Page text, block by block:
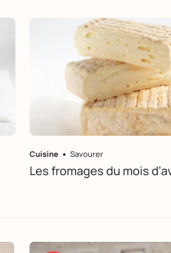
Cuisine Savourer
Les fromages du mois